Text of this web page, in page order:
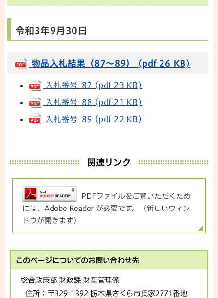
令和3年9月30日
物品入札結果（87～89） (pdf 26 KB)
入札番号 87 (pdf 23 KB)
入札番号 88 (pdf 21 KB)
入札番号 89 (pdf 22 KB)
関連リンク
PDFファイルをご覧いただくため
には、Adobe Reader が必要です。（新しいウィン
ドウが開きます）
このページについてのお問い合わせ先
総合政策部 財政課 財産管理係
住所： 〒329-1392 栃木県さくら市氏家2771番地